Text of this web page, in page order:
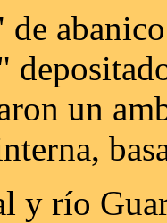
de
un
y río